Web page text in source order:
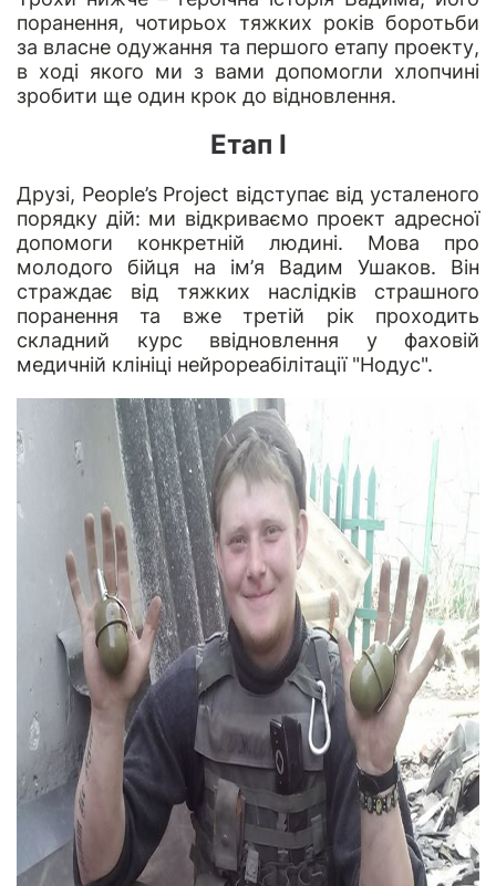
поранення, чотирьох тяжких років боротьби
за власне одужання та першого етапу проекту,
в ході якого ми з вами допомогли хлопчині
зробити ще один крок до відновлення.
Етап І
Друзі, People’s Project відступає від усталеного
порядку дій: ми відкриваємо проект адресної
допомоги конкретній людині. Мова про
молодого бійця на ім’я Вадим Ушаков. Він
страждає від тяжких наслідків страшного
поранення та вже третій рік проходить
складний курс ввідновлення у фаховій
медичній клініці нейрореабілітації "Нодус".